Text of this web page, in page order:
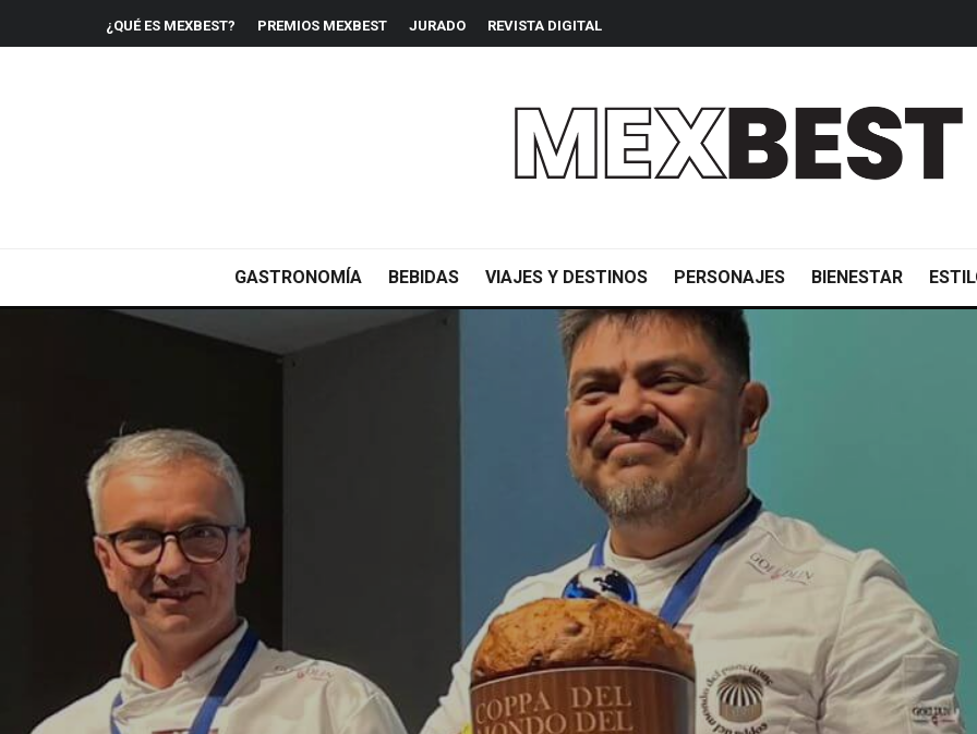
¿QUÉ ES MEXBEST? PREMIOS MEXBEST JURADO REVISTA DIGITAL
GASTRONOMÍA BEBIDAS VIAJES Y DESTINOS PERSONAJES BIENESTAR